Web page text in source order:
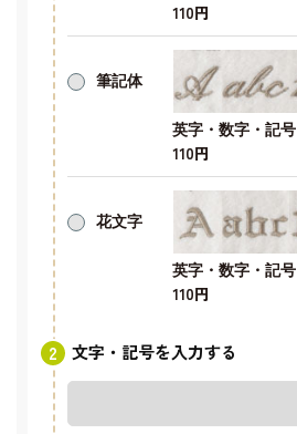
110円
筆記体
英字・数字・記号
110円
花文字
英字・数字・記号
110円
文字・記号を入力する